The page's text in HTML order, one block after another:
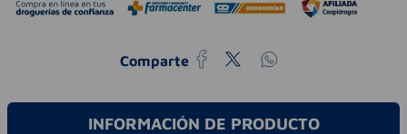
Comparte
INFORMACIÓN DE PRODUCTO